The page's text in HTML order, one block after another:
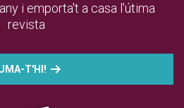
i emporta't a casa l'útima
revista
T'HI!